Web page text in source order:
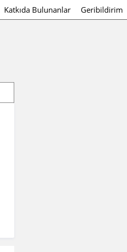
Katkıda Bulunanlar Geribildirim